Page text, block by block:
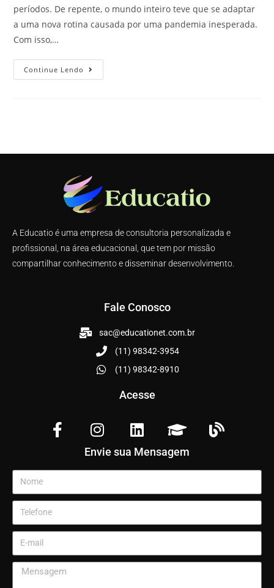
períodos. De repente, o mundo inteiro teve que se adaptar
a uma nova rotina causada por uma pandemia inesperada.
Com isso,…
Continue Lendo
A Educatio é uma empresa de consultoria personalizada e
profissional, na área educacional, que tem por missão
compartilhar conhecimento e disseminar desenvolvimento.
Fale Conosco
sac@educationet.com.br
(11) 98342-3954
(11) 98342-8910
Acesse
Envie sua Mensagem